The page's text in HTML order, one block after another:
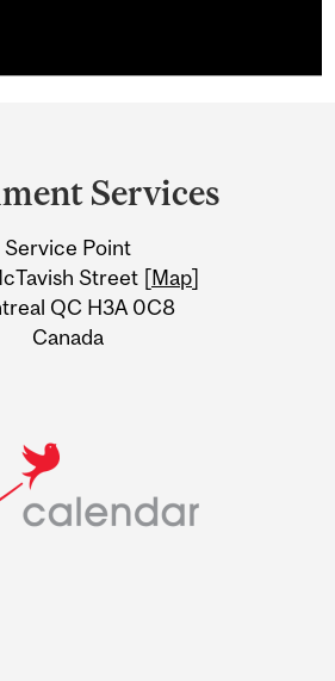
Services
Service Point
Street [Map]
QC H3A 0C8
Canada